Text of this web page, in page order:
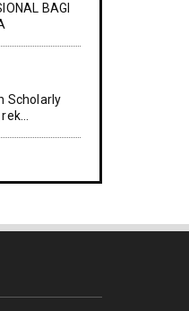
BAGI
Scholarly
Parepare
...